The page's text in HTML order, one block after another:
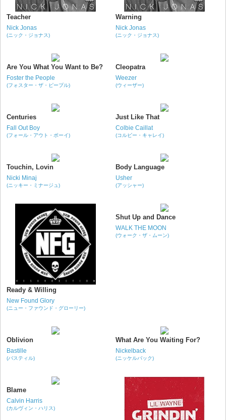
Teacher
Nick Jonas
(ニック・ジョナス)
Warning
Nick Jonas
(ニック・ジョナス)
Are You What You Want to Be?
Foster the People
(フォスター・ザ・ピープル)
Cleopatra
Weezer
(ウィーザー)
Centuries
Fall Out Boy
(フォール・アウト・ボーイ)
Just Like That
Colbie Caillat
(コルビー・キャレイ)
Touchin, Lovin
Nicki Minaj
(ニッキー・ミナージュ)
Body Language
Usher
(アッシャー)
Ready & Willing
New Found Glory
(ニュー・ファウンド・グローリー)
Shut Up and Dance
WALK THE MOON
(ウォーク・ザ・ムーン)
Oblivion
Bastille
(バスティル)
What Are You Waiting For?
Nickelback
(ニッケルバック)
Blame
Calvin Harris
(カルヴィン・ハリス)